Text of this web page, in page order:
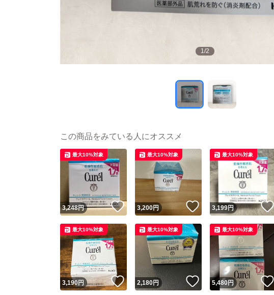
1/2
この商品をみている人にオススメ
3,248円 いいね！
最大10%対象
3,200円 いいね！
最大10%対象
3,199円
最大10%対象
3,190円 いいね！
最大10%対象
2,180円 いいね！
最大10%対象
5,480円
最大10%対象